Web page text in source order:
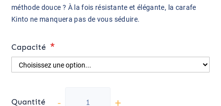
méthode douce ? À la fois résistante et élégante, la carafe
Kinto ne manquera pas de vous séduire.
Capacité
Quantité - +